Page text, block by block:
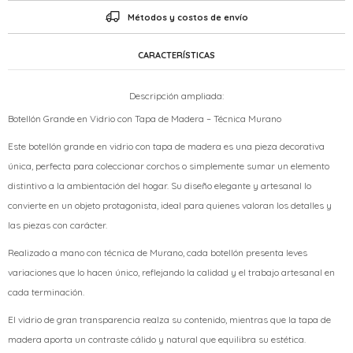
Métodos y costos de envío
CARACTERÍSTICAS
Descripción ampliada:
Botellón Grande en Vidrio con Tapa de Madera – Técnica Murano
Este botellón grande en vidrio con tapa de madera es una pieza decorativa
única, perfecta para coleccionar corchos o simplemente sumar un elemento
distintivo a la ambientación del hogar. Su diseño elegante y artesanal lo
convierte en un objeto protagonista, ideal para quienes valoran los detalles y
las piezas con carácter.
Realizado a mano con técnica de Murano, cada botellón presenta leves
variaciones que lo hacen único, reflejando la calidad y el trabajo artesanal en
cada terminación.
El vidrio de gran transparencia realza su contenido, mientras que la tapa de
madera aporta un contraste cálido y natural que equilibra su estética.